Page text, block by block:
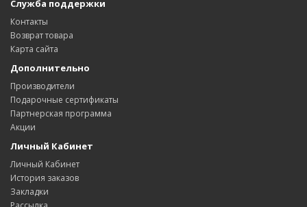
Служба поддержки
Контакты
Возврат товара
Карта сайта
Дополнительно
Производители
Подарочные сертификаты
Партнерская программа
Акции
Личный Кабинет
Личный Кабинет
История заказов
Закладки